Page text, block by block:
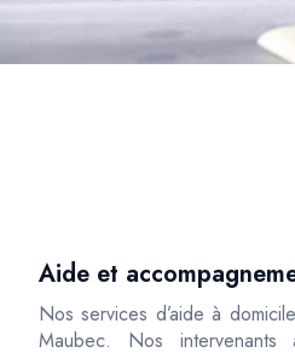
Aide et
Nos services d’aide à
Maubec. Nos